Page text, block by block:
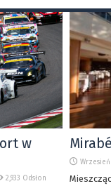
w
2,933 Odsłon
Wrzesień